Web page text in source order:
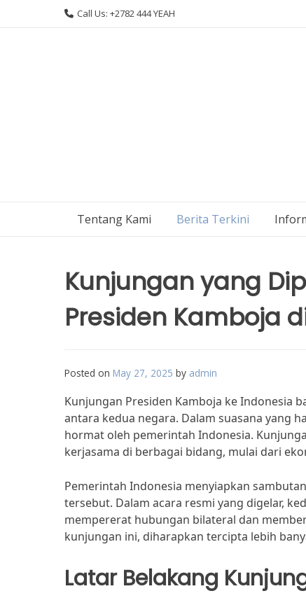
Call Us: +2782 444 YEAH
Tentang Kami Berita Terkini
Kunjungan yang
Presiden Kamboja
Posted on May 27, 2025 by admin
Kunjungan Presiden Kamboja ke Indonesia
antara kedua negara. Dalam suasana yang
hormat oleh pemerintah Indonesia.
kerjasama di berbagai bidang, mulai dari
Pemerintah Indonesia menyiapkan
tersebut. Dalam acara resmi yang digelar,
mempererat hubungan bilateral dan
kunjungan ini, diharapkan tercipta lebih
Latar Belakang